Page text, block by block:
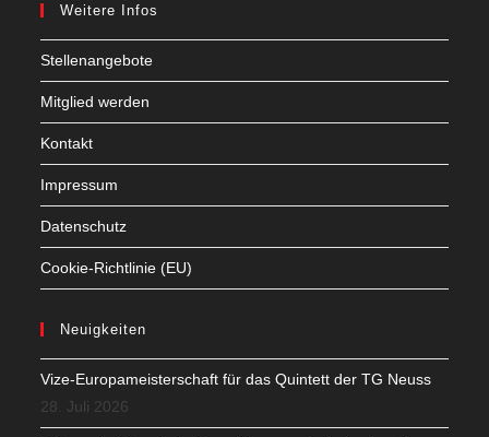
Weitere Infos
Stellenangebote
Mitglied werden
Kontakt
Impressum
Datenschutz
Cookie-Richtlinie (EU)
Neuigkeiten
Vize-Europameisterschaft für das Quintett der TG Neuss
28. Juli 2026